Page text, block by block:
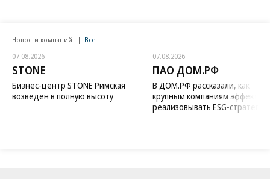
Новости компаний Все
07.08.2026
STONE
Бизнес-центр STONE Римская
возведен в полную высоту
07.08.2026
ПАО ДОМ.РФ
В ДОМ.РФ рассказали, как
крупным компаниям
реализовывать ESG-стратегию